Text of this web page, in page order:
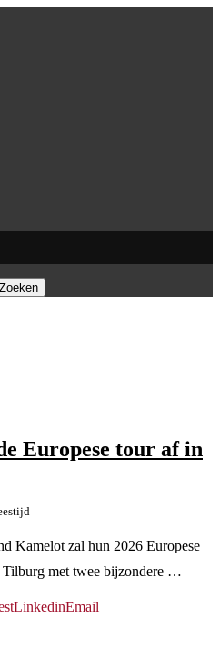
Zoeken
Europese tour af in
Kamelot zal hun 2026 Europese
Tilburg met twee bijzondere …
LinkedinEmail